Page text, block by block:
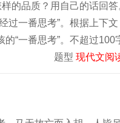
的品质？用自己的话回答
过一番思考”。根据上下
“一番思考”。不超过100
题型 现代文阅